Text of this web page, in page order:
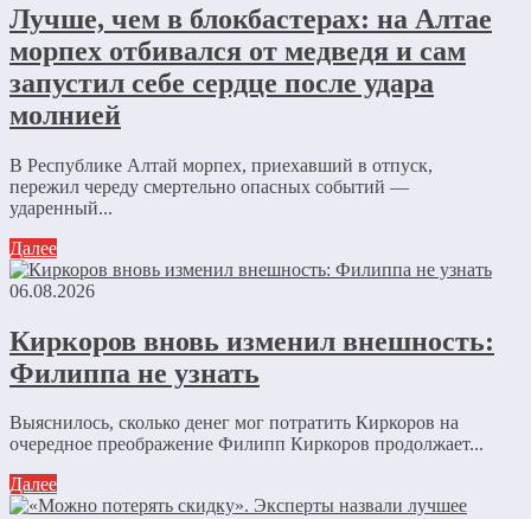
Лучше, чем в блокбастерах: на Алтае
морпех отбивался от медведя и сам
запустил себе сердце после удара
молнией
В Республике Алтай морпех, приехавший в отпуск,
пережил череду смертельно опасных событий —
ударенный...
Далее
06.08.2026
Киркоров вновь изменил внешность:
Филиппа не узнать
Выяснилось, сколько денег мог потратить Киркоров на
очередное преображение Филипп Киркоров продолжает...
Далее